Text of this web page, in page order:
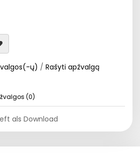
ų) / Rašyti apžvalgą
(0)
als Download